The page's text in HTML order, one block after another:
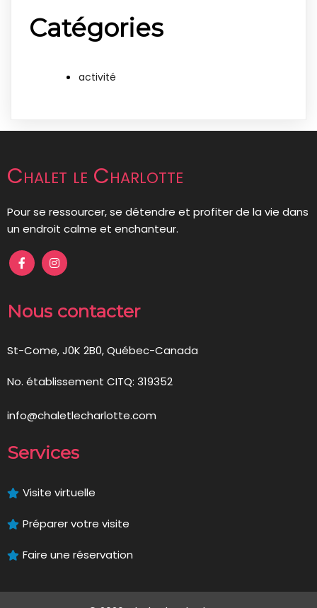
Catégories
activité
Chalet le Charlotte
Pour se ressourcer, se détendre et profiter de la vie dans
un endroit calme et enchanteur.
Nous contacter
St-Come, J0K 2B0, Québec-Canada
No. établissement CITQ: 319352
info@chaletlecharlotte.com
Services
Visite virtuelle
Préparer votre visite
Faire une réservation